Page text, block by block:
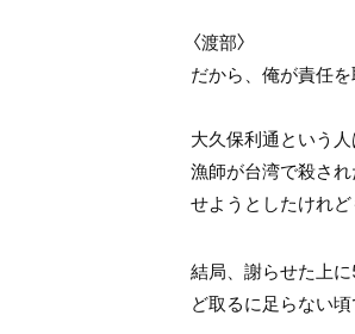
〈渡部〉
だから、俺が責任
大久保利通という
漁師が台湾で殺さ
せようとしたけれ
結局、謝らせた上
ど取るに足らない